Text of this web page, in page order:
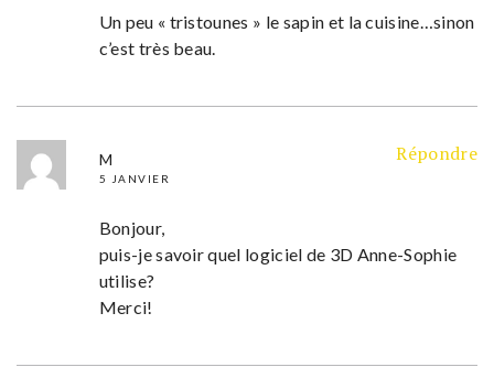
Un peu « tristounes » le sapin et la cuisine…sinon
c’est très beau.
M
5 JANVIER
Répondre
Bonjour,
puis-je savoir quel logiciel de 3D Anne-Sophie
utilise?
Merci!